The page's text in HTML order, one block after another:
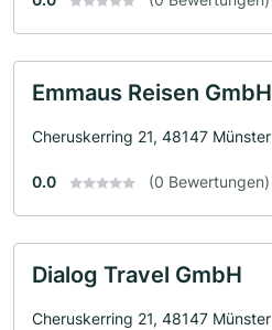
Emmaus Reisen GmbH
Cheruskerring 21, 48147 Münster
0.0 (0 Bewertungen)
Dialog Travel GmbH
Cheruskerring 21, 48147 Münster